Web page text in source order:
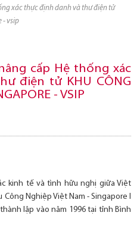
- vsip
cấp Hệ thống xác
điện tử KHU CÔNG
- VSIP
kinh tế và tình hữu nghị giữa Việt
Công Nghiệp Việt Nam - Singapore I
lập vào năm 1996 tại tỉnh Bình